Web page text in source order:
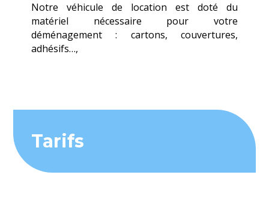
Notre véhicule de location est doté du
matériel nécessaire pour votre
déménagement : cartons, couvertures,
adhésifs…,
Tarifs